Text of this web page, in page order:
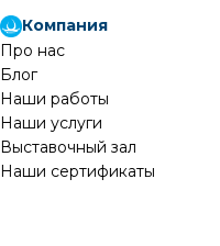
Компания
Про нас
Блог
Наши работы
Наши услуги
Выставочный зал
Наши сертификаты